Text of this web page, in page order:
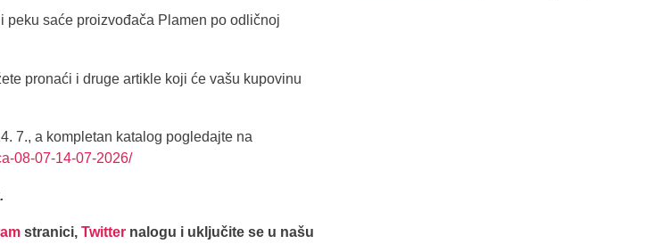
saće proizvođača Plamen po odličnoj
pronaći i druge artikle koji će vašu kupovinu
7., a kompletan katalog pogledajte na
08-07-14-07-2026/
stranici, Twitter nalogu i uključite se u našu